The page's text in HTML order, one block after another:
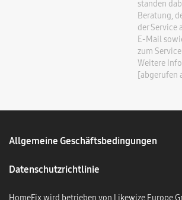
standen
Beratung,
der Service
E-Mail
zum
Weitere
[abgerufen
Allgemeine Geschäftsbedingungen
Datenschutzrichtlinie
HomeFix wird betrieben von Likewize Europe